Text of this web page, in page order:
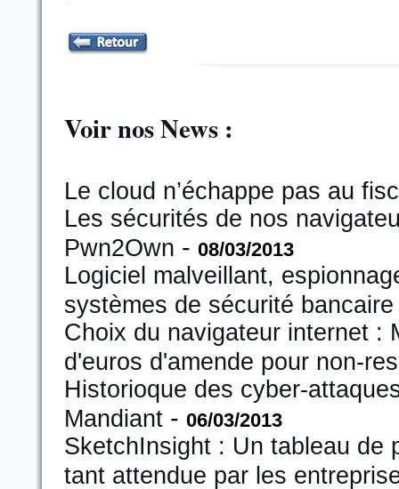
Voir nos News :
Le cloud n’échappe pas au
Les sécurités de nos
Pwn2Own - 08/03/2013
Logiciel malveillant,
systèmes de sécurité bancaire
Choix du navigateur internet :
d'euros d'amende pour non-
Historioque des cyber-
Mandiant - 06/03/2013
SketchInsight : Un tableau de
tant attendue par les